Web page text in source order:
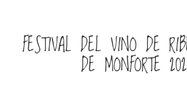
FESTIVAL DEL VINO DE
DE MONFORTE